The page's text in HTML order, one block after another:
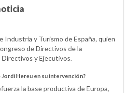
Industria y Turismo de España, quien
de Directivos de la
y Ejecutivos.
Jordi Hereu en su intervención?
la base productiva de Europa,